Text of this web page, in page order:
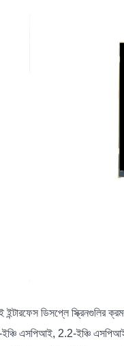
ডিসপ্লে স্ক্রিনগুলির
এসপিআই, 2.2-ইঞ্চি